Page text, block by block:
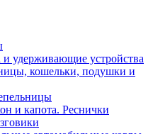
и удерживающие устройства
кошельки, подушки и
и капота. Реснички